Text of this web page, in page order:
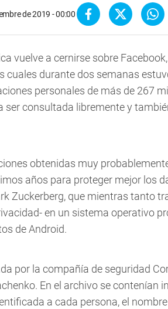
de 2019 - 00:00
vuelve a cernirse sobre
cuales durante dos semanas
personales de más de 267
ser consultada libremente y
obtenidas muy
años para proteger mejor los
Zuckerberg, que mientras tanto
en un sistema operativo
de Android.
por la compañía de seguridad
En el archivo se contenían
a cada persona, el